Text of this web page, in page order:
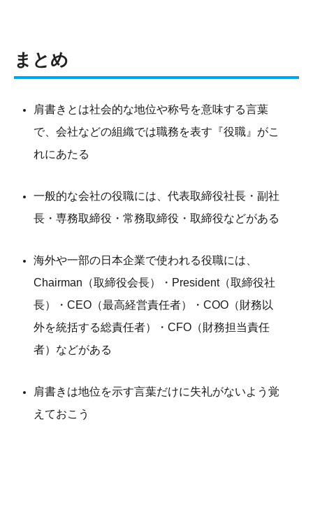
まとめ
肩書きとは社会的な地位や称号を意味する言葉
で、会社などの組織では職務を表す『役職』がこ
れにあたる
一般的な会社の役職には、代表取締役社長・副社
長・専務取締役・常務取締役・取締役などがある
海外や一部の日本企業で使われる役職には、
Chairman（取締役会長）・President（取締役社
長）・CEO（最高経営責任者）・COO（財務以
外を統括する総責任者）・CFO（財務担当責任
者）などがある
肩書きは地位を示す言葉だけに失礼がないよう覚
えておこう